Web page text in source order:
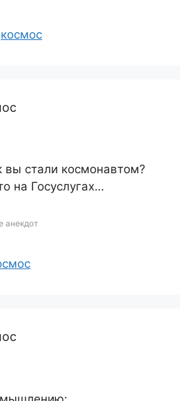
космос
стали космонавтом?
на Госуслугах…
анекдот